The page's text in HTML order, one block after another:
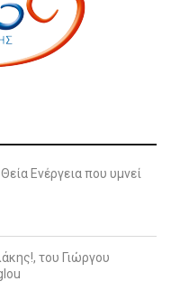
Ενέργεια που υμνεί
του Γιώργου